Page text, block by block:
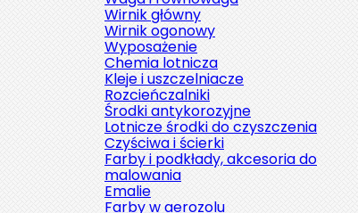
Wirnik główny
Wirnik ogonowy
Wyposażenie
Chemia lotnicza
Kleje i uszczelniacze
Rozcieńczalniki
Środki antykorozyjne
Lotnicze środki do czyszczenia
Czyściwa i ścierki
Farby i podkłady, akcesoria do
malowania
Emalie
Farby w aerozolu